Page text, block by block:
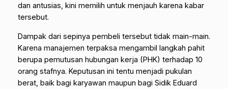
dan antusias, kini memilih untuk menjauh karena kabar
tersebut.
Dampak dari sepinya pembeli tersebut tidak main-main.
Karena manajemen terpaksa mengambil langkah pahit
berupa pemutusan hubungan kerja (PHK) terhadap 10
orang stafnya. Keputusan ini tentu menjadi pukulan
berat, baik bagi karyawan maupun bagi Sidik Eduard